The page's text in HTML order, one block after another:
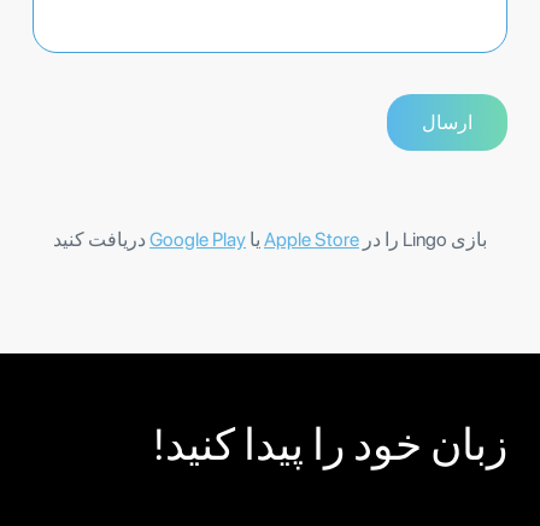
بازی Lingo را در Apple Store یا Google Play دریافت کنید
زبان خود را پیدا کنید!